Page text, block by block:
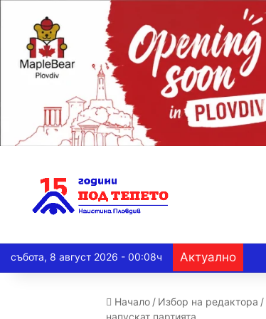
събота, 8 август 2026 - 00:08ч Актуално
Начало / Избор на редактора /
напускат партията